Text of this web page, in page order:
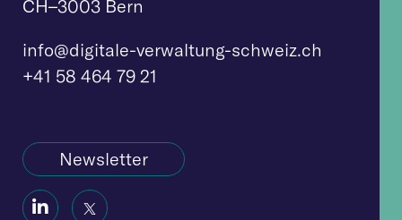
CH–3003 Bern
info@digitale-verwaltung-schweiz.ch
+41 58 464 79 21
Newsletter
Social Social